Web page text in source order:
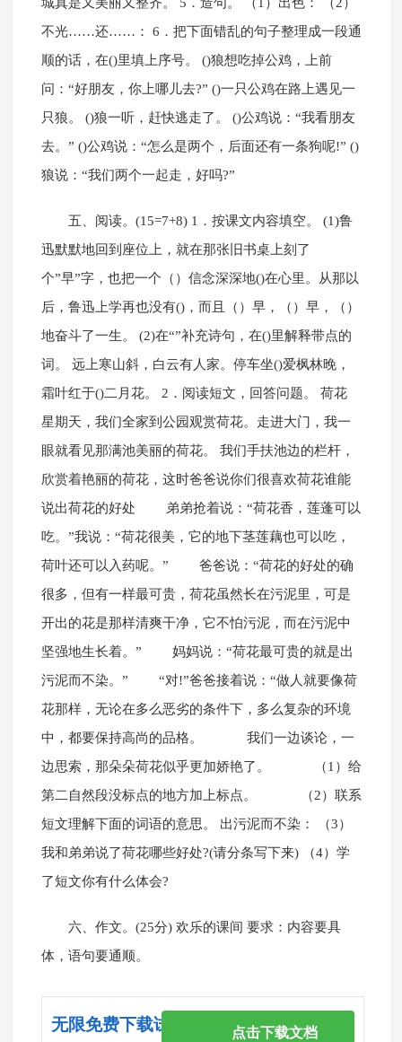
城真是又美丽又整齐。 5．造句。 （1）出色： （2）
不光……还……： 6．把下面错乱的句子整理成一段通
顺的话，在()里填上序号。 ()狼想吃掉公鸡，上前
问：“好朋友，你上哪儿去?” ()一只公鸡在路上遇见一
只狼。 ()狼一听，赶快逃走了。 ()公鸡说：“我看朋友
去。” ()公鸡说：“怎么是两个，后面还有一条狗呢!” ()
狼说：“我们两个一起走，好吗?”
五、阅读。(15=7+8) 1．按课文内容填空。 (1)鲁
迅默默地回到座位上，就在那张旧书桌上刻了
个”早”字，也把一个（）信念深深地()在心里。从那以
后，鲁迅上学再也没有()，而且（）早，（）早，（）
地奋斗了一生。 (2)在“”补充诗句，在()里解释带点的
词。 远上寒山斜，白云有人家。停车坐()爱枫林晚，
霜叶红于()二月花。 2．阅读短文，回答问题。 荷花
星期天，我们全家到公园观赏荷花。走进大门，我一
眼就看见那满池美丽的荷花。 我们手扶池边的栏杆，
欣赏着艳丽的荷花，这时爸爸说你们很喜欢荷花谁能
说出荷花的好处 弟弟抢着说：“荷花香，莲蓬可以
吃。”我说：“荷花很美，它的地下茎莲藕也可以吃，
荷叶还可以入药呢。” 爸爸说：“荷花的好处的确
很多，但有一样最可贵，荷花虽然长在污泥里，可是
开出的花是那样清爽干净，它不怕污泥，而在污泥中
坚强地生长着。” 妈妈说：“荷花最可贵的就是出
污泥而不染。” “对!”爸爸接着说：“做人就要像荷
花那样，无论在多么恶劣的条件下，多么复杂的环境
中，都要保持高尚的品格。 我们一边谈论，一
边思索，那朵朵荷花似乎更加娇艳了。 （1）给
第二自然段没标点的地方加上标点。 （2）联系
短文理解下面的词语的意思。 出污泥而不染： （3）
我和弟弟说了荷花哪些好处?(请分条写下来) （4）学
了短文你有什么体会?
六、作文。(25分) 欢乐的课间 要求：内容要具
体，语句要通顺。
无限免费下载试卷 点击下载文档